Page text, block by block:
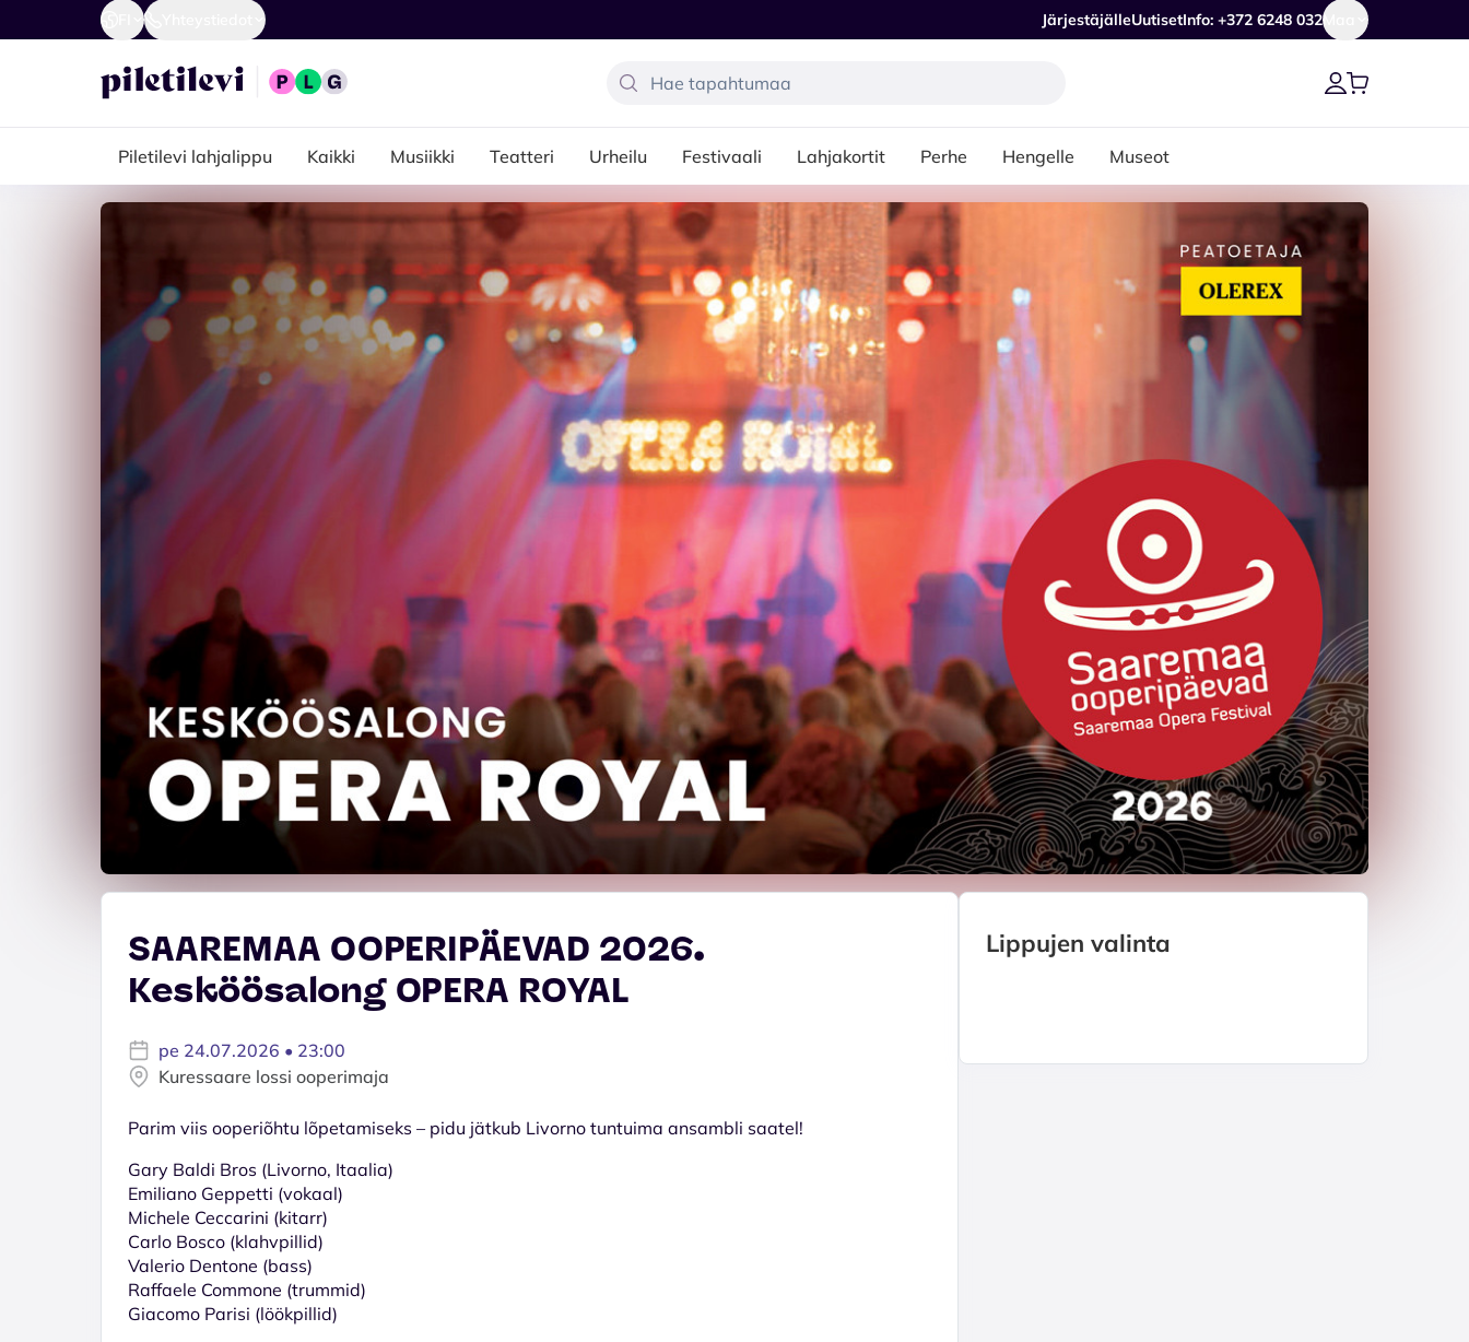
JärjestäjälleUutisetInfo: +372 6248 032Maa
Piletilevi lahjalippu Kaikki Musiikki Teatteri Urheilu Festivaali Lahjakortit Perhe Hengelle Museot
SAAREMAA OOPERIPÄEVAD 2026.
Kesköösalong OPERA ROYAL
pe 24.07.2026 • 23:00
Kuressaare lossi ooperimaja
Parim viis ooperiõhtu lõpetamiseks – pidu jätkub Livorno tuntuima ansambli saatel!
Gary Baldi Bros (Livorno, Itaalia)
Emiliano Geppetti (vokaal)
Michele Ceccarini (kitarr)
Carlo Bosco (klahvpillid)
Valerio Dentone (bass)
Raffaele Commone (trummid)
Giacomo Parisi (löökpillid)
Lippujen valinta